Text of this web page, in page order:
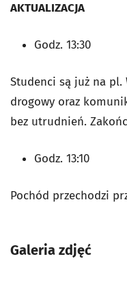
AKTUALIZACJA
Godz. 13:30
Studenci są już na
drogowy oraz
bez utrudnień.
Godz. 13:10
Pochód przechodzi
Galeria zdjęć